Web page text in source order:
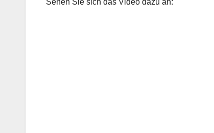
Sehen Sie sich das Video dazu an: